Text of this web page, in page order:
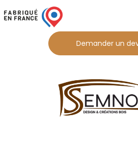
Demander un